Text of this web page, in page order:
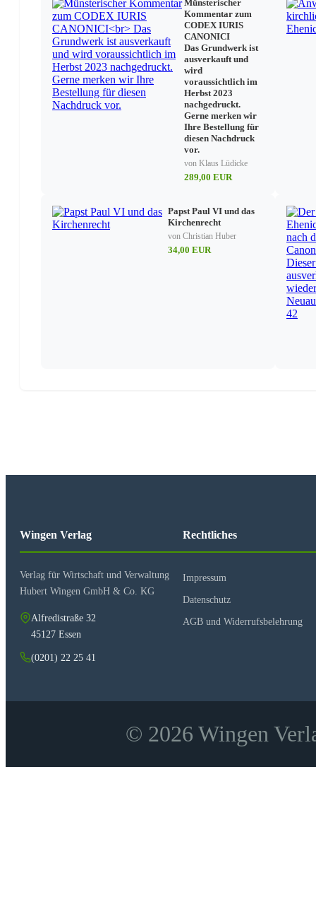
Münsterischer
Kommentar zum
CODEX IURIS
CANONICI
Das Grundwerk ist
ausverkauft und
wird
voraussichtlich im
Herbst 2023
nachgedruckt.
Gerne merken wir
Ihre Bestellung für
diesen Nachdruck
vor.
von Klaus Lüdicke
289,00 EUR
Papst Paul VI und das
Kirchenrecht
von Christian Huber
34,00 EUR
Wingen Verlag
Verlag für Wirtschaft und Verwaltung
Hubert Wingen GmbH & Co. KG
Alfredistraße 32
45127 Essen
(0201) 22 25 41
Rechtliches
Impressum
Datenschutz
AGB und Widerrufsbelehrung
© 2026 Wingen